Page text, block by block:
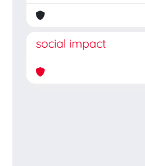
social impact